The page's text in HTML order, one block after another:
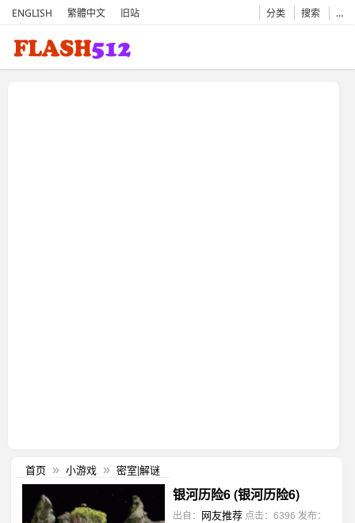
ENGLISH 繁體中文 旧站 分类 搜索 …
首页 » 小游戏 » 密室|解谜
银河历险6 (银河历险6)
出自： 网友推荐 点击：6396 发布：